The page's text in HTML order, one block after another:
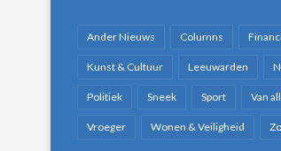
Ander Nieuws Columns
Kunst & Cultuur Leeuwarden
Politiek Sneek Sport Van
Vroeger Wonen & Veiligheid